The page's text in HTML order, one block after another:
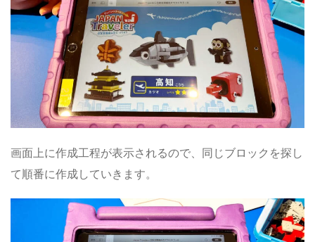
画面上に作成工程が表示されるので、同じブロックを探し
て順番に作成していきます。